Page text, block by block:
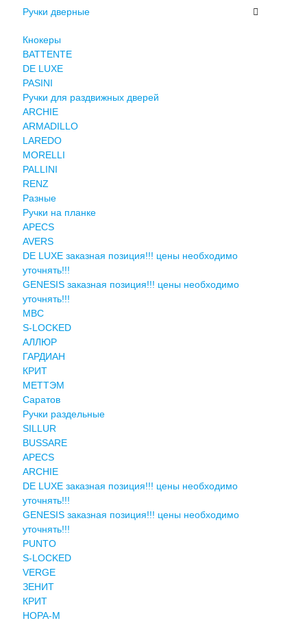
Ручки дверные
Кнокеры
BATTENTE
DE LUXE
PASINI
Ручки для раздвижных дверей
ARCHIE
ARMADILLO
LAREDO
MORELLI
PALLINI
RENZ
Разные
Ручки на планке
APECS
AVERS
DE LUXE заказная позиция!!! цены необходимо
уточнять!!!
GENESIS заказная позиция!!! цены необходимо
уточнять!!!
MBC
S-LOCKED
АЛЛЮР
ГАРДИАН
КРИТ
МЕТТЭМ
Саратов
Ручки раздельные
SILLUR
BUSSARE
APECS
ARCHIE
DE LUXE заказная позиция!!! цены необходимо
уточнять!!!
GENESIS заказная позиция!!! цены необходимо
уточнять!!!
PUNTO
S-LOCKED
VERGE
ЗЕНИТ
КРИТ
НОРА-М